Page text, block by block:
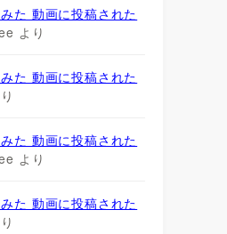
た 動画に投稿された
より
た 動画に投稿された
た 動画に投稿された
より
た 動画に投稿された